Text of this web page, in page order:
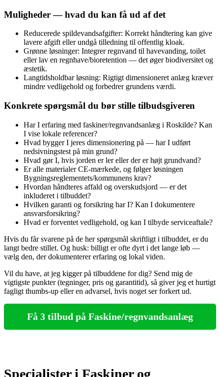
Muligheder — hvad du kan få ud af det
Reducerede spildevandsafgifter: Korrekt håndtering kan give
lavere afgift eller undgå tilledning til offentlig kloak.
Grønne løsninger: Integrer regnvand til havevanding, toilet
eller lav en regnhave/bioretention — det øger biodiversitet og
æstetik.
Langtidsholdbar løsning: Rigtigt dimensioneret anlæg kræver
mindre vedligehold og forbedrer grundens værdi.
Konkrete spørgsmål du bør stille tilbudsgiveren
Har I erfaring med faskiner/regnvandsanlæg i Roskilde? Kan
I vise lokale referencer?
Hvad bygger I jeres dimensionering på — har I udført
nedsivningstest på min grund?
Hvad gør I, hvis jorden er ler eller der er højt grundvand?
Er alle materialer CE‑mærkede, og følger løsningen
Bygningsreglementets/kommunens krav?
Hvordan håndteres affald og overskudsjord — er det
inkluderet i tilbuddet?
Hvilken garanti og forsikring har I? Kan I dokumentere
ansvarsforsikring?
Hvad er forventet vedligehold, og kan I tilbyde serviceaftale?
Hvis du får svarene på de her spørgsmål skriftligt i tilbuddet, er du
langt bedre stillet. Og husk: billigt er ofte dyrt i det lange løb —
vælg den, der dokumenterer erfaring og lokal viden.
Vil du have, at jeg kigger på tilbuddene for dig? Send mig de
vigtigste punkter (tegninger, pris og garantitid), så giver jeg et hurtigt
fagligt thumbs‑up eller en advarsel, hvis noget ser forkert ud.
Få 3 tilbud på Faskine/regnvandsanlæg
Specialister i Faskiner og